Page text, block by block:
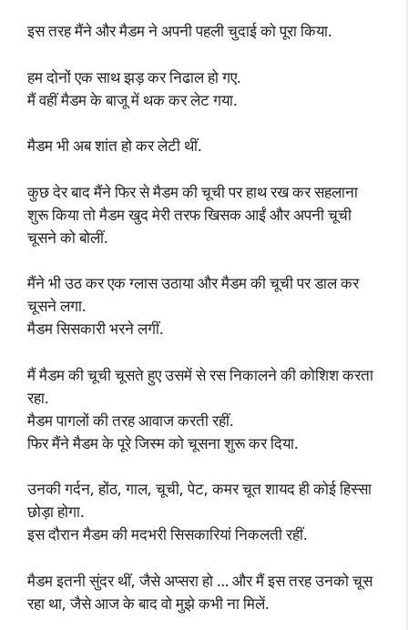
इस तरह मैंने और मैडम ने अपनी पहली चुदाई को पूरा किया.
हम दोनों एक साथ झड़ कर निढाल हो गए.
मैं वहीं मैडम के बाजू में थक कर लेट गया.
मैडम भी अब शांत हो कर लेटी थीं.
कुछ देर बाद मैंने फिर से मैडम की चूची पर हाथ रख कर सहलाना
शुरू किया तो मैडम खुद मेरी तरफ खिसक आईं और अपनी चूची
चूसने को बोलीं.
मैंने भी उठ कर एक ग्लास उठाया और मैडम की चूची पर डाल कर
चूसने लगा.
मैडम सिसकारी भरने लगीं.
मैं मैडम की चूची चूसते हुए उसमें से रस निकालने की कोशिश करता
रहा.
मैडम पागलों की तरह आवाज करती रहीं.
फिर मैंने मैडम के पूरे जिस्म को चूसना शुरू कर दिया.
उनकी गर्दन, होंठ, गाल, चूची, पेट, कमर चूत शायद ही कोई हिस्सा
छोड़ा होगा.
इस दौरान मैडम की मदभरी सिसकारियां निकलती रहीं.
मैडम इतनी सुंदर थीं, जैसे अप्सरा हो … और मैं इस तरह उनको चूस
रहा था, जैसे आज के बाद वो मुझे कभी ना मिलें.